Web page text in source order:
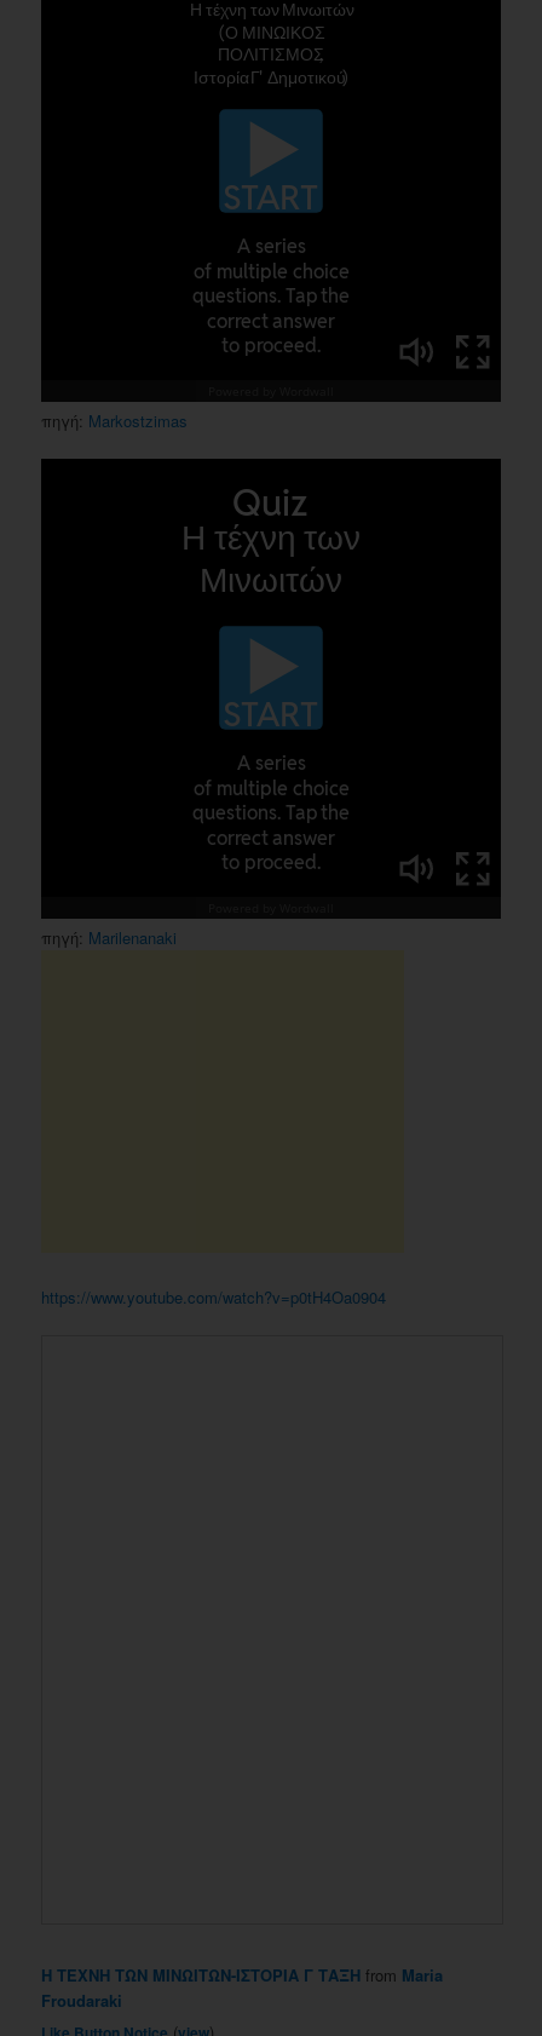
πηγή: Markostzimas
πηγή: Marilenanaki
https://www.youtube.com/watch?v=p0tH4Oa0904
Η ΤΕΧΝΗ ΤΩΝ ΜΙΝΩΙΤΩΝ-ΙΣΤΟΡΙΑ Γ ΤΑΞΗ from Maria
Froudaraki